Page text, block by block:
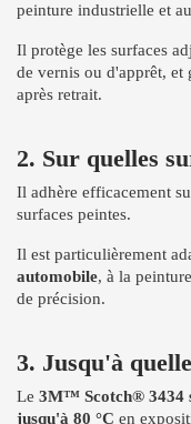
peinture industrielle et
Il protège les surfaces
de vernis ou d'apprêt, et
après retrait.
2. Sur quelles
Il adhère efficacement
surfaces peintes.
Il est particulièrement
automobile, à la
de précision.
3. Jusqu'à
Le 3M™ Scotch® 3434
jusqu'à 80 °C en